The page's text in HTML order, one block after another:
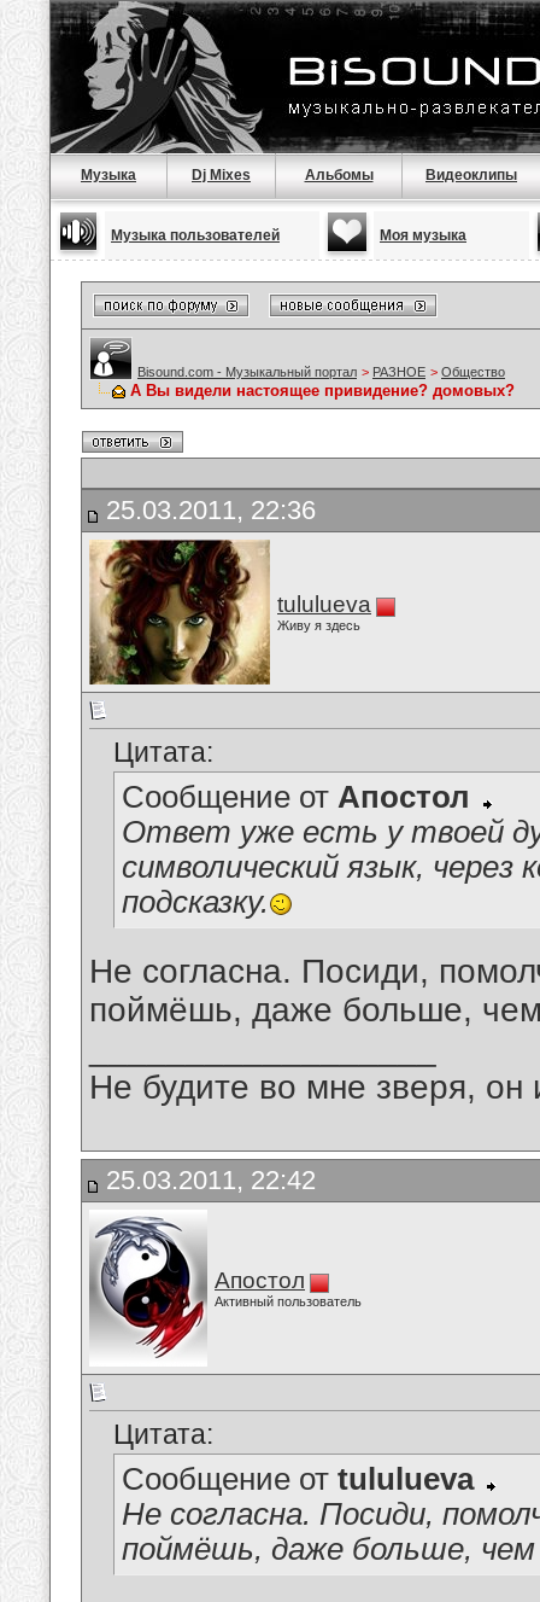
Музыка Dj Mixes Альбомы Видеоклипы
Музыка пользователей Моя музыка
Bisound.com - Музыкальный портал > РАЗНОЕ > Общество
А Вы видели настоящее привидение? домовых?
25.03.2011, 22:36
tululueva
Живу я здесь
Цитата:
Сообщение от Апостол
Ответ уже есть у твоей
символический язык,
подсказку.
Не согласна. Посиди,
поймёшь, даже больше, чем
Не будите во мне зверя, он
25.03.2011, 22:42
Апостол
Активный пользователь
Цитата:
Сообщение от tululueva
Не согласна. Посиди,
поймёшь, даже больше, чем